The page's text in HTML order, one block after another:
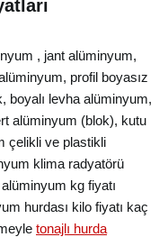
, jant alüminyum,
profil boyasız
boyalı levha alüminyum,
alüminyum (blok), kutu
çelikli ve plastikli
klima radyatörü
alüminyum kg fiyatı
hurdası kilo fiyatı kaç
tonajlı hurda